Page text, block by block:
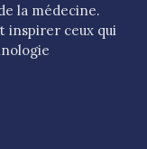
la médecine.
inspirer ceux qui